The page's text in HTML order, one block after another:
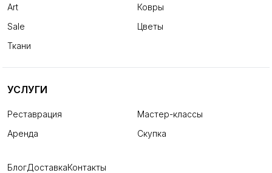
Art
Ковры
Sale
Цветы
Ткани
УСЛУГИ
Реставрация
Мастер-классы
Аренда
Скупка
БлогДоставкаКонтакты